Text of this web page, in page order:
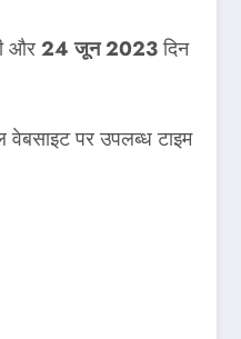
और24 जून 2023दिन
पर उपलब्ध टाइम